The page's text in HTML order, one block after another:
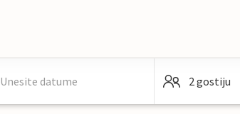
Unesite datume 2 gostiju